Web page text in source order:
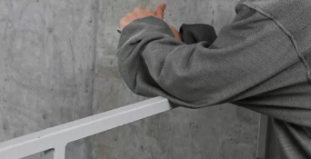
Stage NEWS
ついにU-17 WORLD CUP決勝の火蓋が落
とされる！ ミュージカル『新テニスの王
子様』The Fifth Stage開幕！